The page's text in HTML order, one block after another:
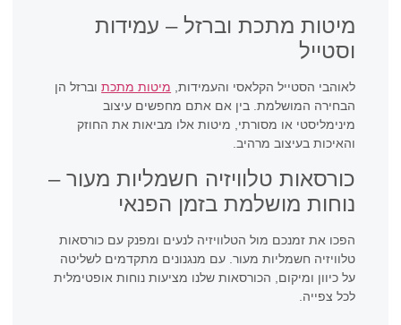
מיטות מתכת וברזל – עמידות
וסטייל
לאוהבי הסטייל הקלאסי והעמידות, מיטות מתכתוברזל הן
הבחירה המושלמת. בין אם אתם מחפשים עיצוב
מינימליסטי או מסורתי, מיטות אלו מביאות את החוזק
והאיכות בעיצוב מרהיב.
כורסאות טלוויזיה חשמליות מעור –
נוחות מושלמת בזמן הפנאי
הפכו את זמנכם מול הטלוויזיה לנעים ומפנק עם כורסאות
טלוויזיה חשמליות מעור. עם מנגנונים מתקדמים לשליטה
על כיוון ומיקום, הכורסאות שלנו מציעות נוחות אופטימלית
לכל צפייה.